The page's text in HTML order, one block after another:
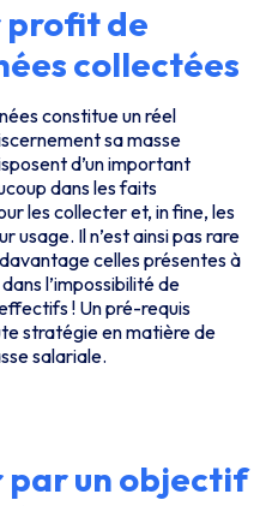
profit de
collectées
constitue un réel
sa masse
d’un important
dans les faits
les collecter et, in fine, les
usage. Il n’est ainsi pas rare
celles présentes à
l’impossibilité de
! Un pré-requis
stratégie en matière de
salariale.
par un objectif